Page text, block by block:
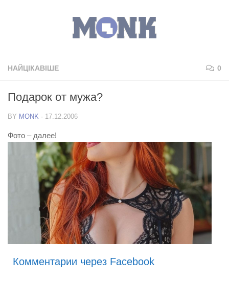
НАЙЦІКАВІШЕ 0
Подарок от мужа?
BY MONK · 17.12.2006
Фото – далее!
Комментарии через Facebook